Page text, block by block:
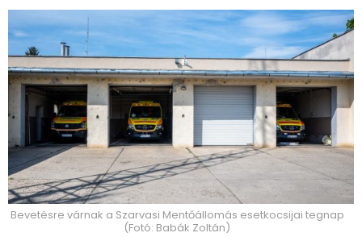
Bevetésre várnak a Szarvasi Mentőállomás esetkocsijai tegnap
(Fotó: Babák Zoltán)